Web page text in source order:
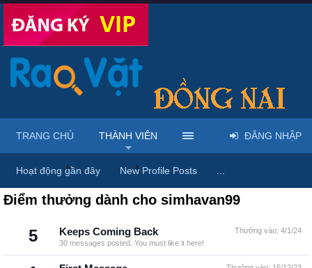
Trang chủ Thành viên simhavan99
Điểm thưởng dành cho simhavan99
5 Thưởng vào: 4/1/24
Keeps Coming Back
30 messages posted. You must like it here!
TRANG CHỦ THÀNH VIÊN
Hoạt động gần đây New Profile Posts
ĐĂNG NHẬP